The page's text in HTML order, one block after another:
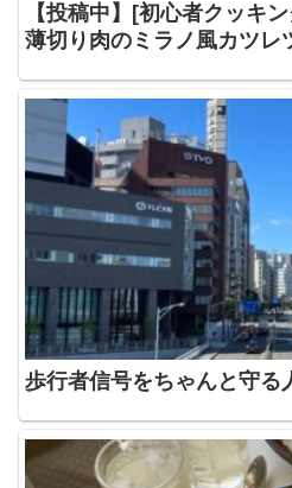
【投稿中】[初心者クッキ
薄切り肉のミラノ風カツレ
歩行者信号をちゃんと守る